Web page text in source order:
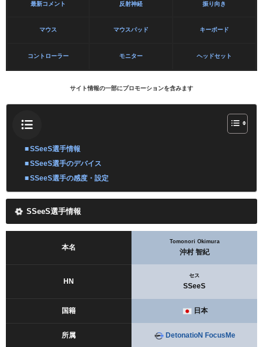
最新コメント 反射神経 振り向き
マウス マウスパッド キーボード
コントローラー モニター ヘッドセット
サイト情報の一部にプロモーションを含みます
SSeeS選手情報
SSeeS選手のデバイス
SSeeS選手の感度・設定
SSeeS選手情報
本名
Tomonori Okimura
沖村 智紀
HN
セス
SSeeS
国籍 日本
所属 DetonatioN FocusMe